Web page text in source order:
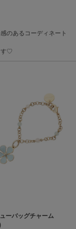
のあるコーディネート
す♡
ーバッグチャーム